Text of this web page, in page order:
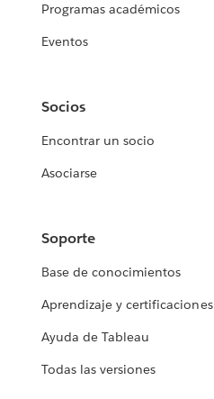
Programas académicos
Eventos
Socios
Encontrar un socio
Asociarse
Soporte
Base de conocimientos
Aprendizaje y certificaciones
Ayuda de Tableau
Todas las versiones